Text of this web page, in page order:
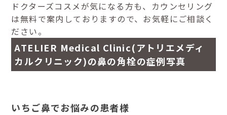
ドクターズコスメが気になる方も、カウンセリング
は無料で案内しておりますので、お気軽にご相談く
ださい。
ATELIER Medical Clinic(アトリエメディ
カルクリニック)の鼻の角栓の症例写真
いちご鼻でお悩みの患者様